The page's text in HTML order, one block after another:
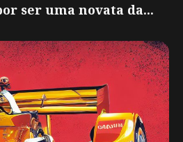
ser uma novata da...